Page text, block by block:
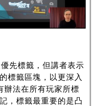
先標籤，但講者表示
標籤區塊，以更深入
辦法在所有玩家所標
，標籤最重要的是凸